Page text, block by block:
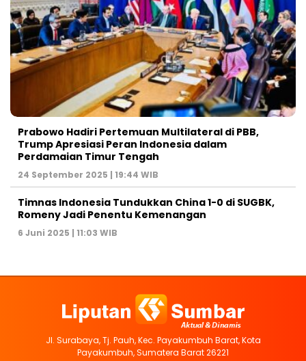
Prabowo Hadiri Pertemuan Multilateral di PBB,
Trump Apresiasi Peran Indonesia dalam
Perdamaian Timur Tengah
24 September 2025 | 19:44 WIB
Timnas Indonesia Tundukkan China 1-0 di SUGBK,
Romeny Jadi Penentu Kemenangan
6 Juni 2025 | 11:03 WIB
Jl. Surabaya, Tj. Pauh, Kec. Payakumbuh Barat, Kota
Payakumbuh, Sumatera Barat 26221